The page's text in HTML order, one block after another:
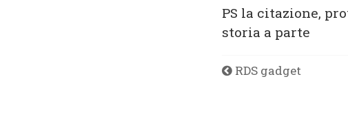
PS la citazione,
storia a parte
RDS gadget